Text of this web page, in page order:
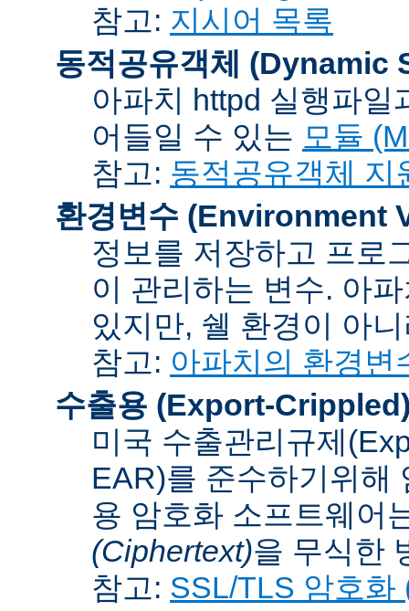
참고: 지시어 목록
동적공유객체 (Dynamic
아파치 httpd 실행파일
어들일 수 있는 모듈
참고: 동적공유객체 지
환경변수 (Environment
정보를 저장하고 프로
이 관리하는 변수. 아
있지만, 쉘 환경이 아
참고: 아파치의 환경변
수출용 (Export-
미국 수출관리규제
EAR)를 준수하기위해
용 암호화 소프트웨어
(Ciphertext)을 무식한
참고: SSL/TLS 암호화